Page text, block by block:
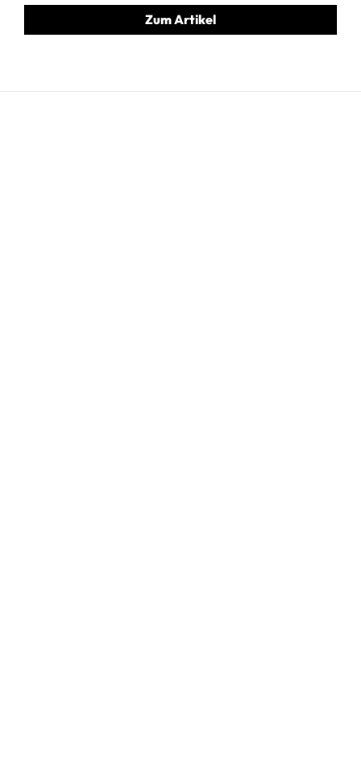
Zum Artikel